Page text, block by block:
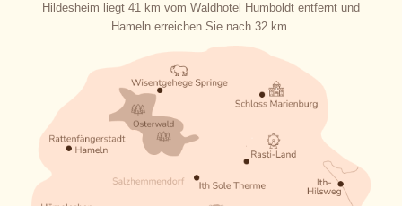
Hildesheim liegt 41 km vom Waldhotel Humboldt entfernt und
Hameln erreichen Sie nach 32 km.